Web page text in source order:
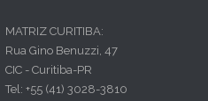
MATRIZ CURITIBA:
Rua Gino Benuzzi, 47
CIC - Curitiba-PR
Tel: +55 (41) 3028-3810